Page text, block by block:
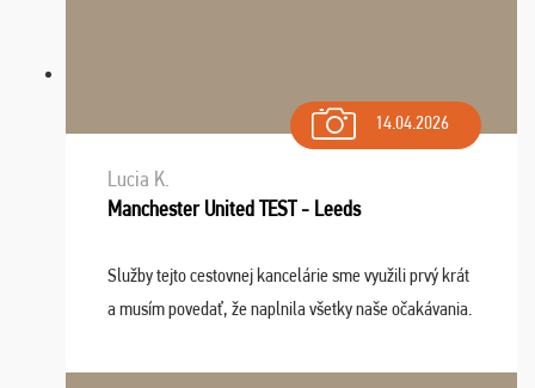
14.04.2026
Lucia K.
Manchester United TEST - Leeds
Služby tejto cestovnej kancelárie sme využili prvý krát
a musím povedať, že naplnila všetky naše očakávania.
dispozícii nonstop (milí, profesionálni ...